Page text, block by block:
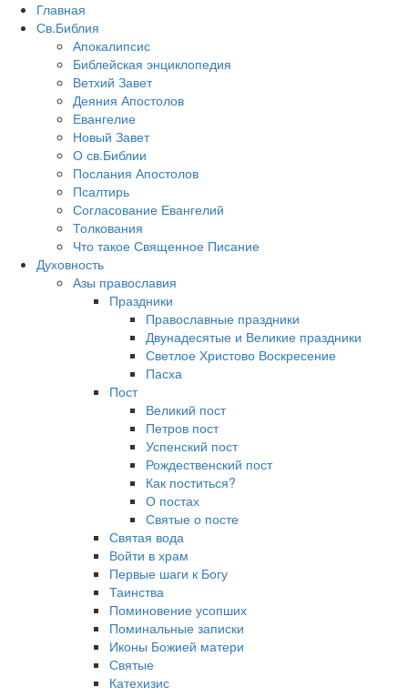
Главная
Св.Библия
Апокалипсис
Библейская энциклопедия
Ветхий Завет
Деяния Апостолов
Евангелие
Новый Завет
О св.Библии
Послания Апостолов
Псалтирь
Согласование Евангелий
Толкования
Что такое Священное Писание
Духовность
Азы православия
Праздники
Православные праздники
Двунадесятые и Великие праздники
Светлое Христово Воскресение
Пасха
Пост
Великий пост
Петров пост
Успенский пост
Рождественский пост
Как поститься?
О постах
Святые о посте
Святая вода
Войти в храм
Первые шаги к Богу
Таинства
Поминовение усопших
Поминальные записки
Иконы Божией матери
Святые
Катехизис